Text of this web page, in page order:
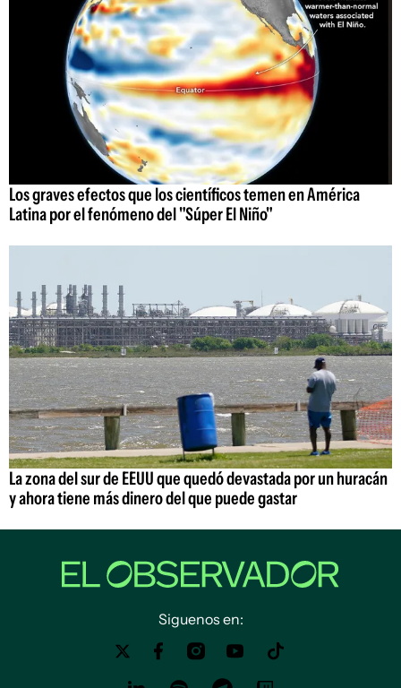
Los graves efectos que los científicos temen en América
Latina por el fenómeno del "Súper El Niño"
La zona del sur de EEUU que quedó devastada por un huracán
y ahora tiene más dinero del que puede gastar
Siguenos en: